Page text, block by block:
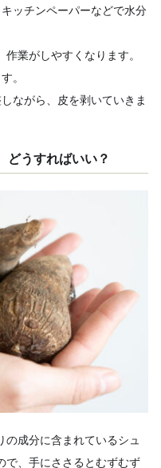
ッチンペーパーなどで水分
業がしやすくなります。
。
ながら、皮を剥いていきま
どうすればいい？
成分に含まれているシュ
で、手にささるとむずむず